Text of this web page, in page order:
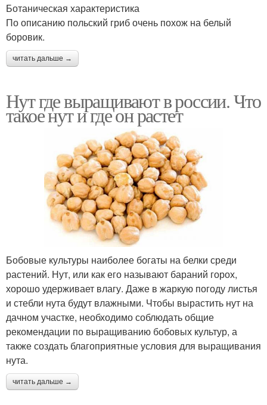
Ботаническая характеристика
По описанию польский гриб очень похож на белый
боровик.
читать дальше →
Нут где выращивают в россии. Что
такое нут и где он растет
Бобовые культуры наиболее богаты на белки среди
растений. Нут, или как его называют бараний горох,
хорошо удерживает влагу. Даже в жаркую погоду листья
и стебли нута будут влажными. Чтобы вырастить нут на
дачном участке, необходимо соблюдать общие
рекомендации по выращиванию бобовых культур, а
также создать благоприятные условия для выращивания
нута.
читать дальше →